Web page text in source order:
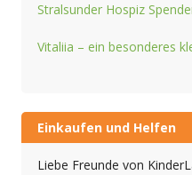
Stralsunder Hospiz
Vitaliia – ein besonderes
Einkaufen und Helfen
Liebe Freunde von